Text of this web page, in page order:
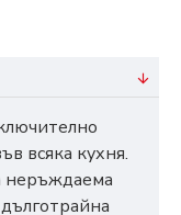
всяка кухня.
неръждаема